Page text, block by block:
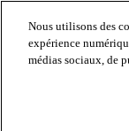
MIPIM WorldBlog
Navigate
Nous utilisons des
expérience
médias sociaux, de